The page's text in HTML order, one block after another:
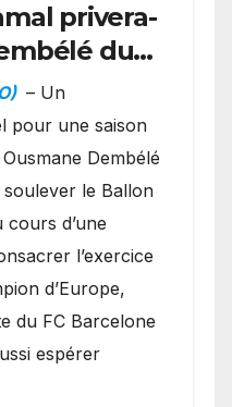
privera-
du
– Un
pour une saison
Dembélé
le Ballon
cours d’une
l’exercice
d’Europe,
du FC Barcelone
espérer